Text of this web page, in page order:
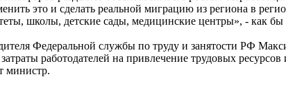
это и сделать реальной миграцию из региона в
школы, детские сады, медицинские центры», - как бы
Федеральной службы по труду и занятости РФ
работодателей на привлечение трудовых
министр.